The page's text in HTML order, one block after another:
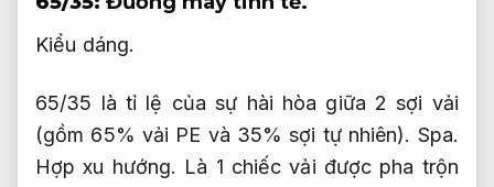
Kiểu dáng.
65/35 là tỉ lệ của sự hài hòa giữa 2 sợi vải
(gồm 65% vải PE và 35% sợi tự nhiên). Spa.
Hợp xu hướng. Là 1 chiếc vải được pha trộn